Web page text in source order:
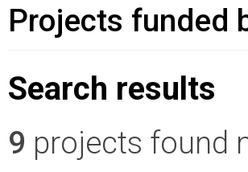
Projects funded
Search results
9 projects found